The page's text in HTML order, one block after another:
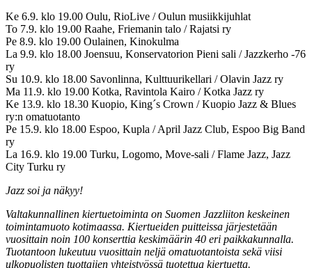
Ke 6.9. klo 19.00 Oulu, RioLive / Oulun musiikkijuhlat
To 7.9. klo 19.00 Raahe, Friemanin talo / Rajatsi ry
Pe 8.9. klo 19.00 Oulainen, Kinokulma
La 9.9. klo 18.00 Joensuu, Konservatorion Pieni sali / Jazzkerho -76
ry
Su 10.9. klo 18.00 Savonlinna, Kulttuurikellari / Olavin Jazz ry
Ma 11.9. klo 19.00 Kotka, Ravintola Kairo / Kotka Jazz ry
Ke 13.9. klo 18.30 Kuopio, King´s Crown / Kuopio Jazz & Blues
ry:n omatuotanto
Pe 15.9. klo 18.00 Espoo, Kupla / April Jazz Club, Espoo Big Band
ry
La 16.9. klo 19.00 Turku, Logomo, Move-sali / Flame Jazz, Jazz
City Turku ry
Jazz soi ja näkyy!
Valtakunnallinen kiertuetoiminta on Suomen Jazzliiton keskeinen
toimintamuoto kotimaassa. Kiertueiden puitteissa järjestetään
vuosittain noin 100 konserttia keskimäärin 40 eri paikkakunnalla.
Tuotantoon lukeutuu vuosittain neljä omatuotantoista sekä viisi
ulkopuolisten tuottajien yhteistyössä tuotettua kiertuetta.